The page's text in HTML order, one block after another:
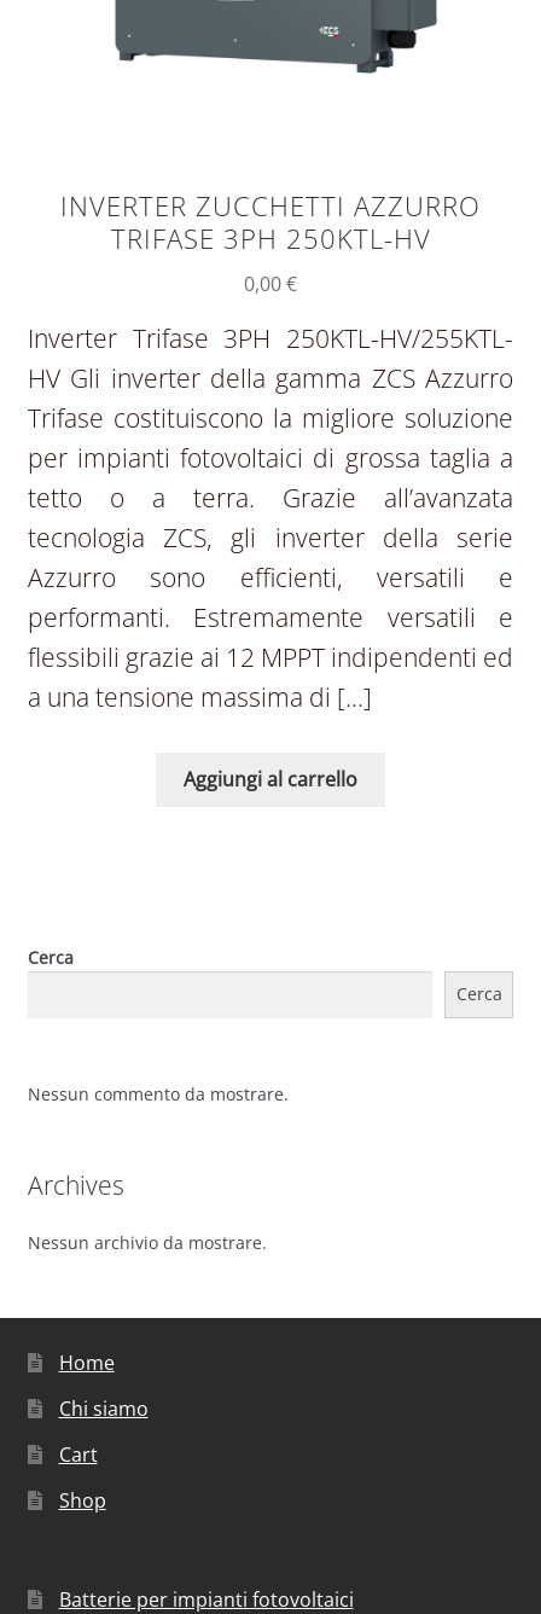
INVERTER ZUCCHETTI AZZURRO
TRIFASE 3PH 250KTL-HV
0,00€
Inverter Trifase 3PH 250KTL-HV/255KTL-
HV Gli inverter della gamma ZCS Azzurro
Trifase costituiscono la migliore soluzione
per impianti fotovoltaici di grossa taglia a
tetto o a terra. Grazie all’avanzata
tecnologia ZCS, gli inverter della serie
Azzurro sono efficienti, versatili e
performanti. Estremamente versatili e
flessibili grazie ai 12 MPPT indipendenti ed
a una tensione massima di […]
Aggiungi al carrello
Cerca
Cerca
Nessun commento da mostrare.
Archives
Nessun archivio da mostrare.
Home
Chi siamo
Cart
Shop
Batterie per impianti fotovoltaici